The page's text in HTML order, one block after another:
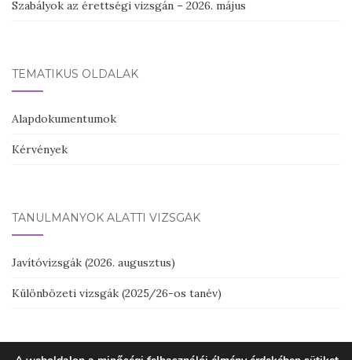
Szabályok az érettségi vizsgán – 2026. május
TEMATIKUS OLDALAK
Alapdokumentumok
Kérvények
TANULMÁNYOK ALATTI VIZSGÁK
Javítóvizsgák (2026. augusztus)
Különbözeti vizsgák (2025/26-os tanév)